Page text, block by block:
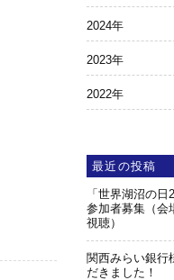
2024年
2023年
2022年
最近の投稿
「世界湖沼の日
参加者募集（会
視聴）
関西みらい銀行
だきました！